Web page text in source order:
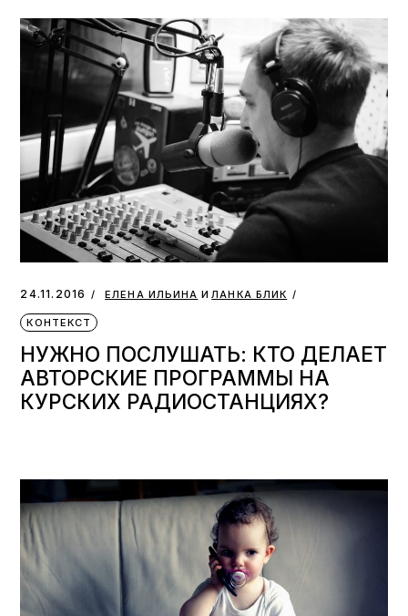
24.11.2016 ЕЛЕНА ИЛЬИНА и ЛАНКА БЛИК
КОНТЕКСТ
НУЖНО ПОСЛУШАТЬ: КТО ДЕЛАЕТ
АВТОРСКИЕ ПРОГРАММЫ НА
КУРСКИХ РАДИОСТАНЦИЯХ?